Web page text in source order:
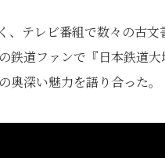
、テレビ番組で数々の古
鉄道ファンで『日本鉄道
奥深い魅力を語り合った。